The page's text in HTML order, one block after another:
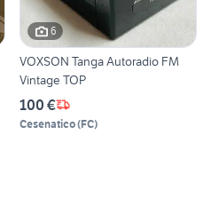
6
VOXSON Tanga Autoradio FM
Vintage TOP
100 €
Cesenatico(FC)